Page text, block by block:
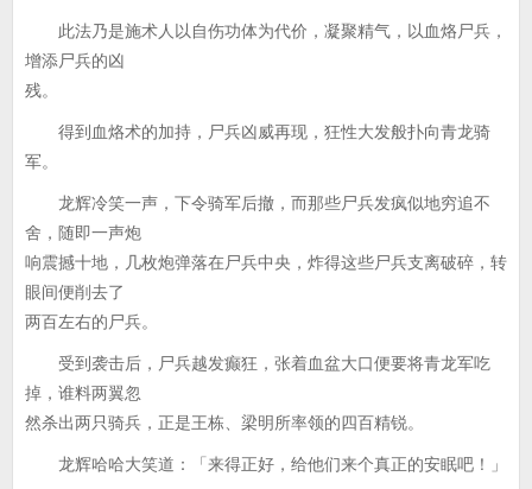
此法乃是施术人以自伤功体为代价，凝聚精气，以血烙尸兵，
增添尸兵的凶
残。
得到血烙术的加持，尸兵凶威再现，狂性大发般扑向青龙骑
军。
龙辉冷笑一声，下令骑军后撤，而那些尸兵发疯似地穷追不
舍，随即一声炮
响震撼十地，几枚炮弹落在尸兵中央，炸得这些尸兵支离破碎，转
眼间便削去了
两百左右的尸兵。
受到袭击后，尸兵越发癫狂，张着血盆大口便要将青龙军吃
掉，谁料两翼忽
然杀出两只骑兵，正是王栋、梁明所率领的四百精锐。
龙辉哈哈大笑道：「来得正好，给他们来个真正的安眠吧！」